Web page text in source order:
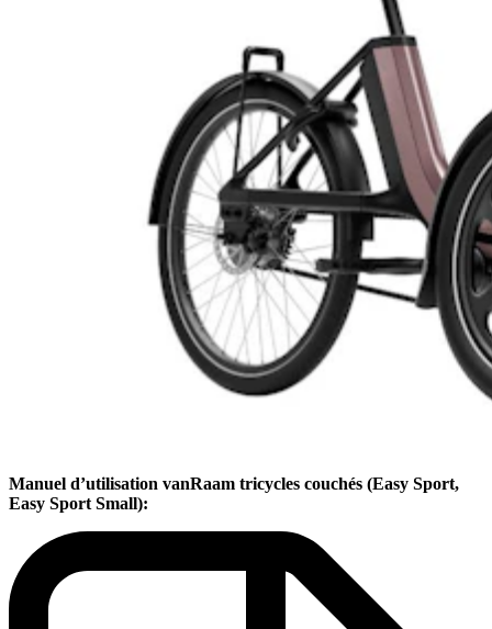
Manuel d’utilisation vanRaam tricycles couchés (Easy Sport,
Easy Sport Small):